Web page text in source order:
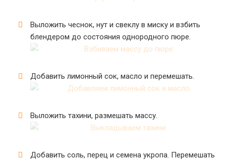
Выложить чеснок, нут и свеклу в миску и взбить
блендером до состояния однородного пюре.
Добавить лимонный сок, масло и перемешать.
Выложить тахини, размешать массу.
Добавить соль, перец и семена укропа. Перемешать